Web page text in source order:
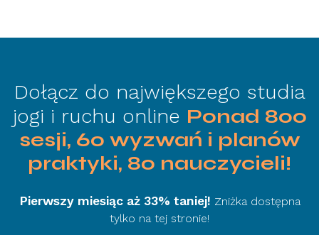
Dołącz do największego studia
jogi i ruchu online Ponad 800
sesji, 60 wyzwań i planów
praktyki, 80 nauczycieli!
Pierwszy miesiąc aż 33% taniej! Zniżka dostępna
tylko na tej stronie!